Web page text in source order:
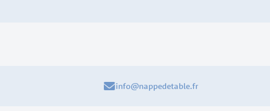
info@nappedetable.fr